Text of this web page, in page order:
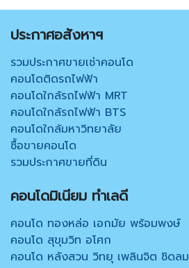
ประกาศอสังหาฯ
รวมประกาศขายเช่าคอนโด
คอนโดติดรถไฟฟ้า
คอนโดใกล้รถไฟฟ้า MRT
คอนโดใกล้รถไฟฟ้า BTS
คอนโดใกล้มหาวิทยาลัย
ซื้อขายคอนโด
รวมประกาศขายที่ดิน
คอนโดมิเนียม ทำเลดี
คอนโด ทองหล่อ เอกมัย พร้อมพงษ์
คอนโด สุขุมวิท อโศก
คอนโด หลังสวน วิทยุ เพลินจิต ชิดลม